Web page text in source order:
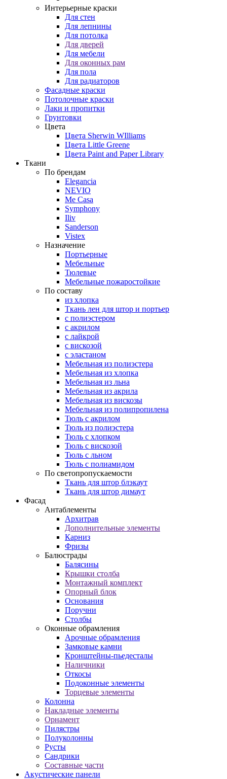
Интерьерные краски
Для стен
Для лепнины
Для потолка
Для дверей
Для мебели
Для оконных рам
Для пола
Для радиаторов
Фасадные краски
Потолочные краски
Лаки и пропитки
Грунтовки
Цвета
Цвета Sherwin WIlliams
Цвета Little Greene
Цвета Paint and Paper Library
Ткани
По брендам
Elegancia
NEVIO
Me Casa
Symphony
Iliv
Sanderson
Vistex
Назначение
Портьерные
Мебельные
Тюлевые
Мебельные пожаростойкие
По составу
из хлопка
Ткань лен для штор и портьер
с полиэстером
с акрилом
с лайкрой
с вискозой
с эластаном
Мебельная из полиэстера
Мебельная из хлопка
Мебельная из льна
Мебельная из акрила
Мебельная из вискозы
Мебельная из полипропилена
Тюль с акрилом
Тюль из полиэстера
Тюль с хлопком
Тюль с вискозой
Тюль с льном
Тюль с полиамидом
По светопропускаемости
Ткань для штор блэкаут
Ткань для штор димаут
Фасад
Антаблементы
Архитрав
Дополнительные элементы
Карниз
Фризы
Балюстрады
Балясины
Крышки столба
Монтажный комплект
Опорный блок
Основания
Поручни
Столбы
Оконные обрамления
Арочные обрамления
Замковые камни
Кронштейны-пьедесталы
Наличники
Откосы
Подоконные элементы
Торцевые элементы
Колонна
Накладные элементы
Орнамент
Пилястры
Полуколонны
Русты
Сандрики
Составные части
Акустические панели